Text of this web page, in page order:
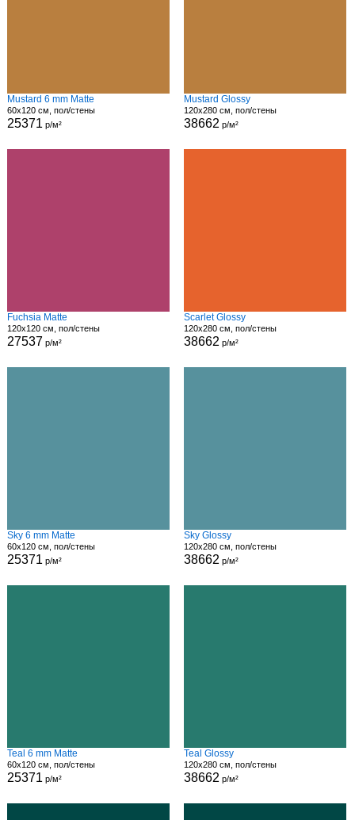
Mustard 6 mm Matte
60x120 см, пол/стены
25371 р/м²
Mustard Glossy
120x280 см, пол/стены
38662 р/м²
Fuchsia Matte
120x120 см, пол/стены
27537 р/м²
Scarlet Glossy
120x280 см, пол/стены
38662 р/м²
Sky 6 mm Matte
60x120 см, пол/стены
25371 р/м²
Sky Glossy
120x280 см, пол/стены
38662 р/м²
Teal 6 mm Matte
60x120 см, пол/стены
25371 р/м²
Teal Glossy
120x280 см, пол/стены
38662 р/м²